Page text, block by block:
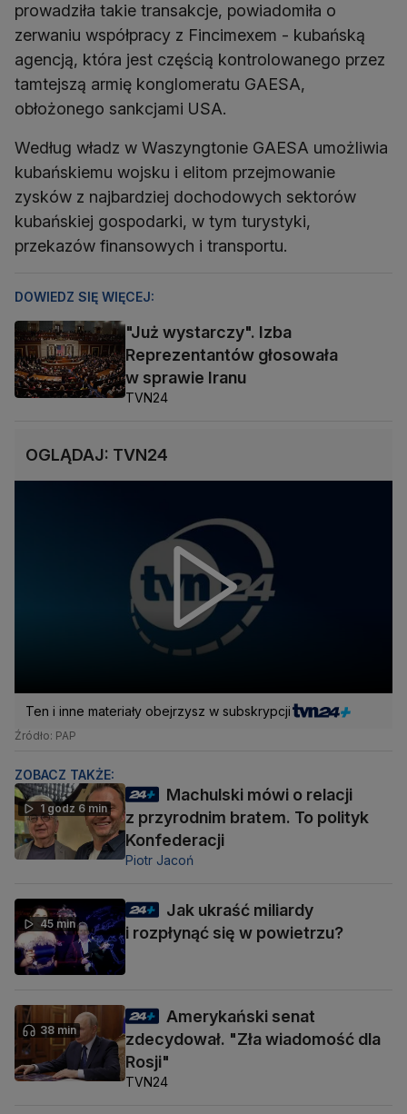
prowadziła takie transakcje, powiadomiła o
zerwaniu współpracy z Fincimexem - kubańską
agencją, która jest częścią kontrolowanego przez
tamtejszą armię konglomeratu GAESA,
obłożonego sankcjami USA.
Według władz w Waszyngtonie GAESA umożliwia
kubańskiemu wojsku i elitom przejmowanie
zysków z najbardziej dochodowych sektorów
kubańskiej gospodarki, w tym turystyki,
przekazów finansowych i transportu.
DOWIEDZ SIĘ WIĘCEJ:
"Już wystarczy". Izba
Reprezentantów głosowała
w sprawie Iranu
TVN24
OGLĄDAJ: TVN24
Ten i inne materiały obejrzysz w subskrypcji
Źródło: PAP
ZOBACZ TAKŻE:
1 godz 6 min
Machulski mówi o relacji
z przyrodnim bratem. To polityk
Konfederacji
Piotr Jacoń
45 min
Jak ukraść miliardy
i rozpłynąć się w powietrzu?
38 min
Amerykański senat
zdecydował. "Zła wiadomość dla
Rosji"
TVN24